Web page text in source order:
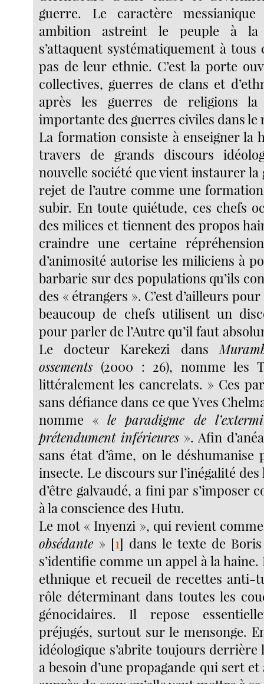
guerre. Le caractère
ambition astreint le peuple à la
s’attaquent systématiquement à
pas de leur ethnie. C’est la porte
collectives, guerres de clans et
après les guerres de religions la
importante des guerres civiles dans le
La formation consiste à enseigner la
travers de grands discours
nouvelle société que vient instaurer la
rejet de l’autre comme une
subir. En toute quiétude, ces chefs
des milices et tiennent des propos
craindre une certaine
d’animosité autorise les miliciens à
barbarie sur des populations qu’ils
des « étrangers ». C’est d’ailleurs
beaucoup de chefs utilisent un
pour parler de l’Autre qu’il faut
Le docteur Karekezi dans
ossements (2000 : 26), nomme les
littéralement les cancrelats. » Ces
sans défiance dans ce que Yves
nomme «le paradigme de
prétendument inférieures ». Afin
sans état d’âme, on le
insecte. Le discours sur l’inégalité
d’être galvaudé, a fini par s’imposer
à la conscience des Hutu.
Le mot « Inyenzi », qui revient
obsédante » [1] dans le texte de
s’identifie comme un appel à la
ethnique et recueil de recettes anti-
rôle déterminant dans toutes les
génocidaires. Il repose
préjugés, surtout sur le mensonge.
idéologique s’abrite toujours derrière
a besoin d’une propagande qui sert